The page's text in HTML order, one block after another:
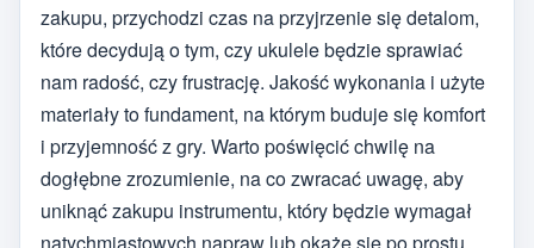
zakupu, przychodzi czas na przyjrzenie się detalom,
które decydują o tym, czy ukulele będzie sprawiać
nam radość, czy frustrację. Jakość wykonania i użyte
materiały to fundament, na którym buduje się komfort
i przyjemność z gry. Warto poświęcić chwilę na
dogłębne zrozumienie, na co zwracać uwagę, aby
uniknąć zakupu instrumentu, który będzie wymagał
natychmiastowych napraw lub okaże się po prostu